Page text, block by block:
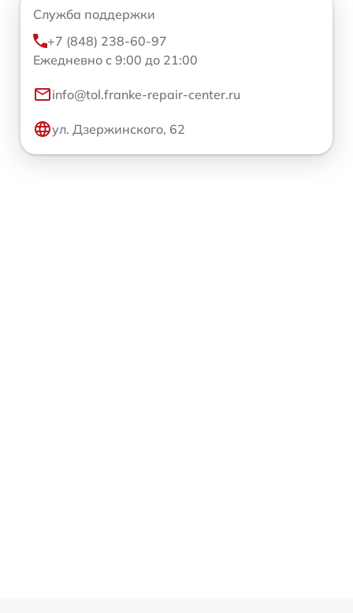
Служба поддержки
+7 (848) 238-60-97
Ежедневно с 9:00 до 21:00
info@tol.franke-repair-center.ru
ул. Дзержинского, 62